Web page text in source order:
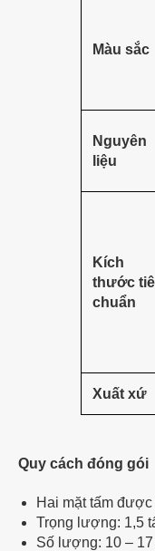
Màu sắc
Nguyên
liệu
Kích
thước
chuẩn
Xuất xứ
Quy cách đóng gói
Hai mặt tấm
Trọng lượng: 1,5
Số lượng: 10 –